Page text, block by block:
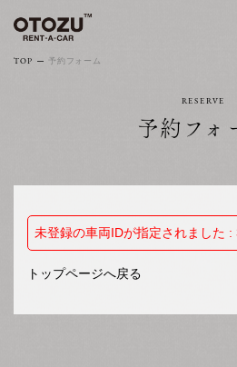
TOP 予約フォーム
RESERVE
予約フォ
未登録の車両IDが指定されました :
トップページへ戻る